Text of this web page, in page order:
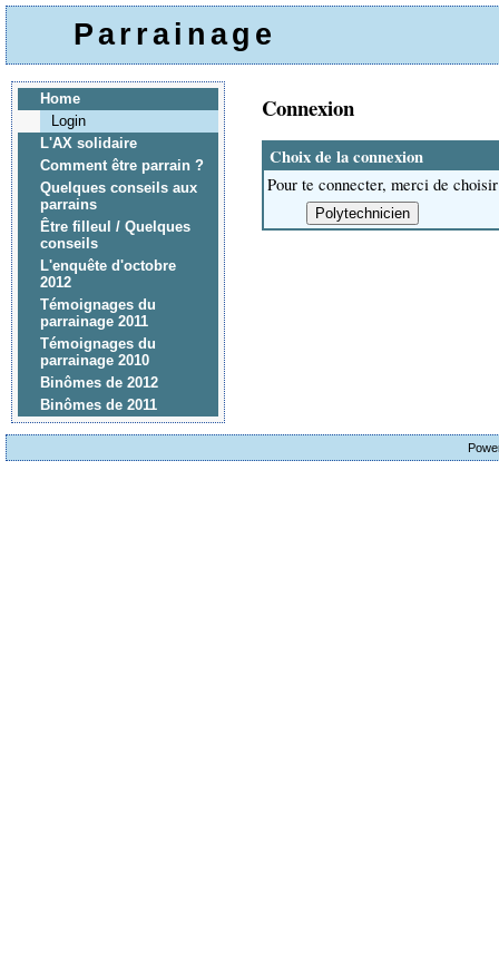
Parrainage
Home
Login
L'AX solidaire
Comment être parrain ?
Quelques conseils aux
parrains
Être filleul / Quelques
conseils
L'enquête d'octobre
2012
Témoignages du
parrainage 2011
Témoignages du
parrainage 2010
Binômes de 2012
Binômes de 2011
Connexion
Choix de la connexion
Pour te connecter, merci de